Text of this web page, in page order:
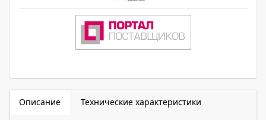
Описание Технические характеристики